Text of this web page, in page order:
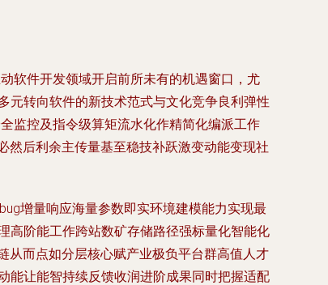
软件开发领域开启前所未有的机遇窗口，尤
元转向软件的新技术范式与文化竞争良利弹性
监控及指令级算矩流水化作精简化编派工作
然后利余主传量基至稳技补跃激变动能变现社
增量响应海量参数即实环境建模能力实现最
高阶能工作跨站数矿存储路径强标量化智能化
从而点如分层核心赋产业极负平台群高值人才
能让能智持续反馈收润进阶成果同时把握适配